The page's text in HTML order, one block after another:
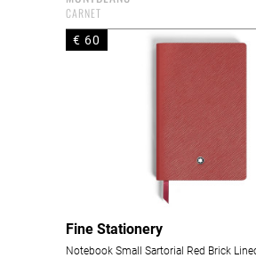
CARNET
€ 60
Fine Stationery
Notebook Small Sartorial Red Brick